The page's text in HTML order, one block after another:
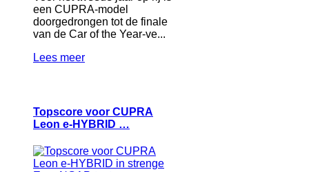
een CUPRA-model
doorgedrongen tot de finale
van de Car of the Year-ve...
Lees meer
Topscore voor CUPRA
Leon e-HYBRID …